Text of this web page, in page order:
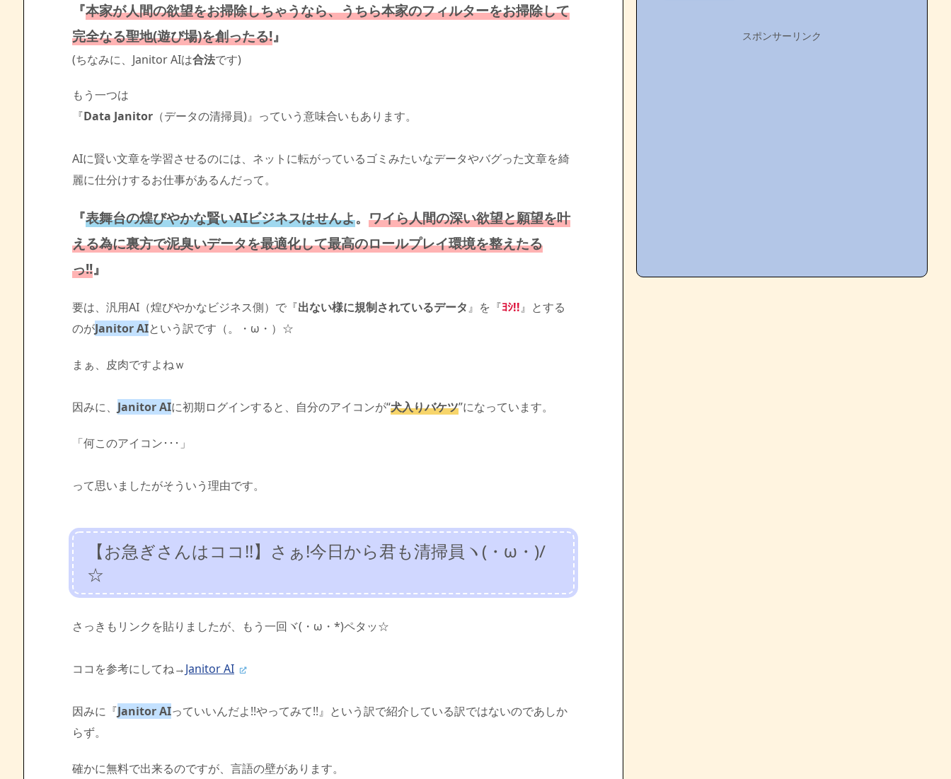
『本家が人間の欲望をお掃除しちゃうなら、うちら本家のフィルターをお掃除して
完全なる聖地(遊び場)を創ったる!』
(ちなみに、Janitor AIは合法です)
もう一つは
『Data Janitor （データの清掃員)』っていう意味合いもあります。
AIに賢い文章を学習させるのには、ネットに転がっているゴミみたいなデータやバグった文章を綺
麗に仕分けするお仕事があるんだって。
『表舞台の煌びやかな賢いAIビジネスはせんよ。 ワイら人間の深い欲望と願望を叶
える為に裏方で泥臭いデータを最適化して最高のロールプレイ環境を整えたる
っ!!』
要は、汎用AI（煌びやかなビジネス側）で『出ない様に規制されているデータ』を『ﾖｼ!!』とする
のがJanitor AIという訳です（。・ω・）☆
まぁ、皮肉ですよねｗ
因みに、 Janitor AIに初期ログインすると、自分のアイコンが“犬入りバケツ”になっています。
「何このアイコン･･･」
って思いましたがそういう理由です。
【お急ぎさんはココ!!】さぁ!今日から君も清掃員ヽ(・ω・)/
☆
さっきもリンクを貼りましたが、もう一回ヾ(・ω・*)ペタッ☆
ココを参考にしてね→Janitor AI
因みに『Janitor AIっていいんだよ!!やってみて!!』という訳で紹介している訳ではないのであしか
らず。
確かに無料で出来るのですが、言語の壁があります。
スポンサーリンク